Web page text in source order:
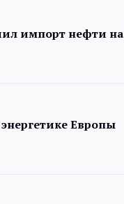
импорт нефти на
Европы